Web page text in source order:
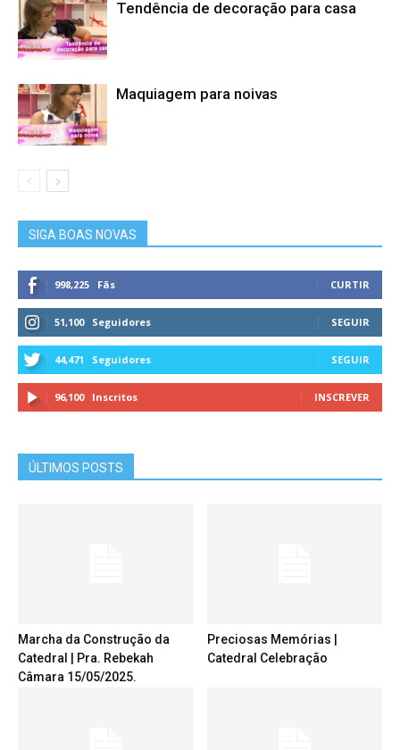
Tendência de decoração para casa
Maquiagem para noivas
SIGA BOAS NOVAS
998,225 Fãs CURTIR
51,100 Seguidores SEGUIR
44,471 Seguidores SEGUIR
96,100 Inscritos INSCREVER
ÚLTIMOS POSTS
Marcha da Construção da
Catedral | Pra. Rebekah
Câmara 15/05/2025.
Preciosas Memórias |
Catedral Celebração